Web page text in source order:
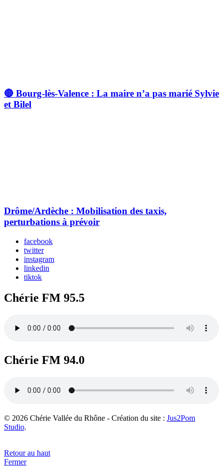
🔴 Bourg-lès-Valence : La maire n’a pas marié Sylvie
et Bilel
Drôme/Ardèche : Mobilisation des taxis,
perturbations à prévoir
facebook
twitter
instagram
linkedin
tiktok
Chérie FM 95.5
Chérie FM 94.0
© 2026 Chérie Vallée du Rhône - Création du site : Jus2Pom
Studio.
Retour au haut
Fermer